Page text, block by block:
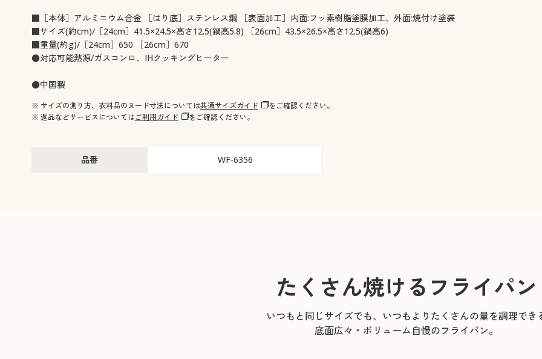
■［本体］アルミニウム合金 ［はり底］ステンレス鋼 ［表面加工］内面:フッ素樹脂塗膜加工、外面:焼付け塗装
■サイズ(約cm)/［24cm］41.5×24.5×高さ12.5(鍋高5.8) ［26cm］43.5×26.5×高さ12.5(鍋高6)
■重量(約g)/［24cm］650 ［26cm］670
●対応可能熱源/ガスコンロ、IHクッキングヒーター
●中国製
※ サイズの測り方、衣料品のヌード寸法については共通サイズガイド
をご確認ください。
※ 返品などサービスについてはご利用ガイド をご確認ください。
品番 WF-6356
たくさん焼けるフライパン
いつもと同じサイズでも、いつもよりたくさんの量を調理でき
底面広々・ボリューム自慢のフライパン。